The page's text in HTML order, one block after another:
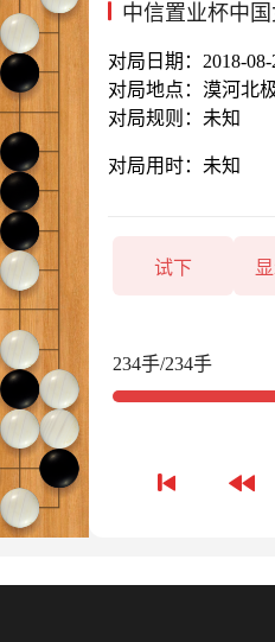
中信置业杯中
对局日期：2018-08-
对局地点：漠河北
对局规则：未知
对局用时：未知
试下
234手/234手